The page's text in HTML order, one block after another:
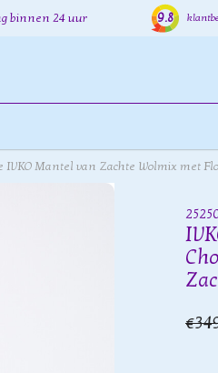
binnen 24 uur 9.8
Mantel van Zachte Wolmix met